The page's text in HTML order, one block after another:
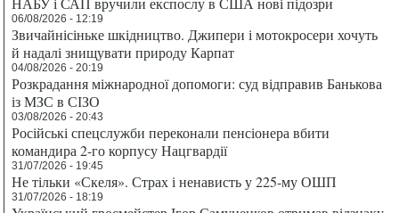
06/08/2026 - 12:19
Звичайнісіньке шкідництво. Джипери і мотокросери хочуть
й надалі знищувати природу Карпат
04/08/2026 - 20:19
Розкрадання міжнародної допомоги: суд відправив Банькова
із МЗС в СІЗО
03/08/2026 - 20:43
Російські спецслужби переконали пенсіонера вбити
командира 2-го корпусу Нацгвардії
31/07/2026 - 19:45
Не тільки «Скеля». Страх і ненависть у 225-му ОШП
31/07/2026 - 18:19